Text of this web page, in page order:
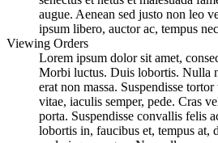
augue. Aenean sed justo non leo
ipsum libero, auctor ac, tempus
Viewing Orders
Lorem ipsum dolor sit amet,
Morbi luctus. Duis lobortis. Nulla
erat non massa. Suspendisse
vitae, iaculis semper, pede. Cras
porta. Suspendisse convallis felis
lobortis in, faucibus et, tempus at,